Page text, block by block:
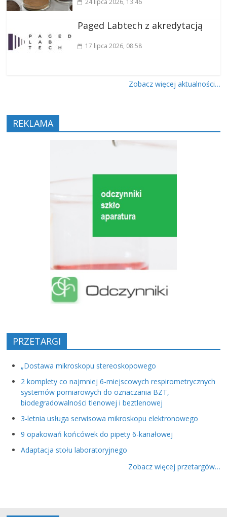
Paged Labtech z akredytacją
17 lipca 2026, 08:58
Zobacz więcej aktualności…
REKLAMA
PRZETARGI
„Dostawa mikroskopu stereoskopowego
2 komplety co najmniej 6-miejscowych respirometrycznych
systemów pomiarowych do oznaczania BZT,
biodegradowalności tlenowej i beztlenowej
3-letnia usługa serwisowa mikroskopu elektronowego
9 opakowań końcówek do pipety 6-kanałowej
Adaptacja stołu laboratoryjnego
Zobacz więcej przetargów…